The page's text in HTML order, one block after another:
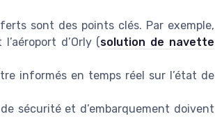
sont des points clés. Par exemple,
d’Orly (solution de navette
informés en temps réel sur l’état de
sécurité et d’embarquement doivent